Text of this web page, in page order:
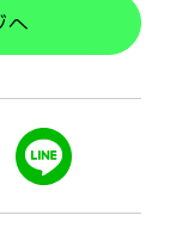
へ